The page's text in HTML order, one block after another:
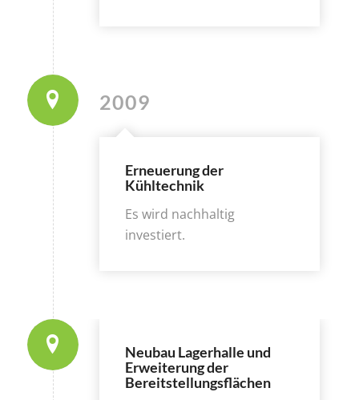
2009
Erneuerung der
Kühltechnik
Es wird nachhaltig
investiert.
Neubau Lagerhalle und
Erweiterung der
Bereitstellungsflächen